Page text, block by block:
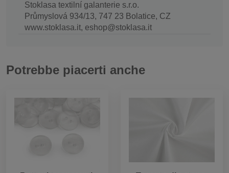
Stoklasa textilní galanterie s.r.o.
Průmyslová 934/13, 747 23 Bolatice, CZ
www.stoklasa.it, eshop@stoklasa.it
Potrebbe piacerti anche